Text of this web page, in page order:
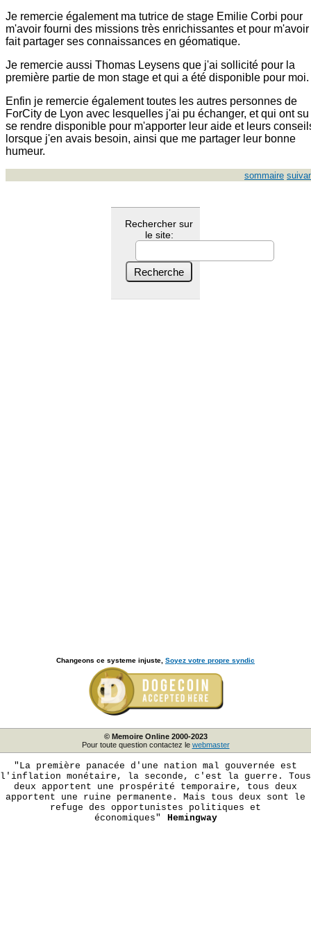
Je remercie également ma tutrice de stage Emilie Corbi pour
m'avoir fourni des missions très enrichissantes et pour m'avoir
fait partager ses connaissances en géomatique.
Je remercie aussi Thomas Leysens que j'ai sollicité pour la
première partie de mon stage et qui a été disponible pour moi.
Enfin je remercie également toutes les autres personnes de
ForCity de Lyon avec lesquelles j'ai pu échanger, et qui ont su
se rendre disponible pour m'apporter leur aide et leurs
lorsque j'en avais besoin, ainsi que me partager leur bonne
humeur.
sommaire
Rechercher sur
le site:
Changeons ce systeme injuste, Soyez votre propre syndic
© Memoire Online 2000-2023
Pour toute question contactez le webmaster
"La première panacée d'une nation mal gouvernée est
l'inflation monétaire, la seconde, c'est la guerre. Tous
deux apportent une prospérité temporaire, tous deux
apportent une ruine permanente. Mais tous deux sont le
refuge des opportunistes politiques et
économiques"
Hemingway